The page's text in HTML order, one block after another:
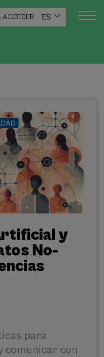
ACCEDER ES
y
No-
para
comunicar con